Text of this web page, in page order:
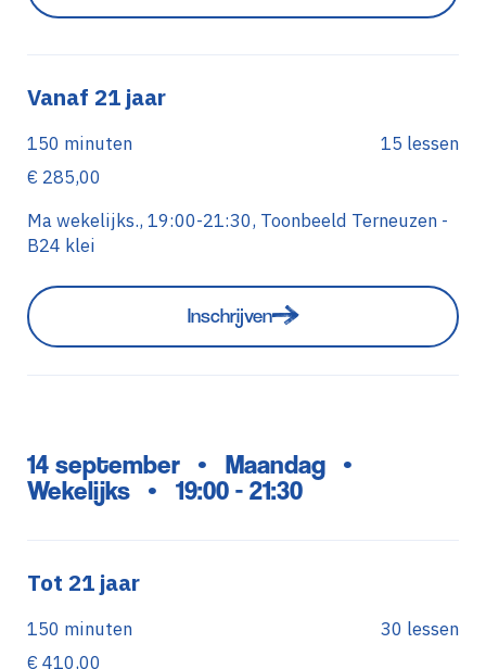
Vanaf 21 jaar
150 minuten
15 lessen
€ 285,00
Ma wekelijks., 19:00-21:30, Toonbeeld Terneuzen -
B24 klei
Inschrijven
14 september • Maandag •
Wekelijks • 19:00 - 21:30
Tot 21 jaar
150 minuten
30 lessen
€ 410,00